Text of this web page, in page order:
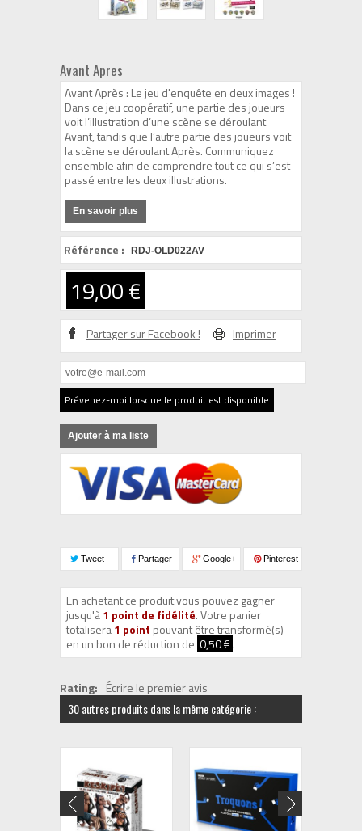
Avant Apres
Avant Après : Le jeu d'enquête en deux images !
Dans ce jeu coopératif, une partie des joueurs
voit l’illustration d’une scène se déroulant
Avant, tandis que l’autre partie des joueurs voit
la scène se déroulant Après. Communiquez
ensemble afin de comprendre tout ce qui s’est
passé entre les deux illustrations.
En savoir plus
Référence : RDJ-OLD022AV
19,00 €
Partager sur Facebook ! Imprimer
Prévenez-moi lorsque le produit est disponible
Ajouter à ma liste
Tweet Partager Google+ Pinterest
En achetant ce produit vous pouvez gagner
jusqu'à1 point de fidélité. Votre panier
totalisera1 point pouvant être transformé(s)
en un bon de réduction de 0,50 € .
Rating: Écrire le premier avis
30 autres produits dans la même catégorie :